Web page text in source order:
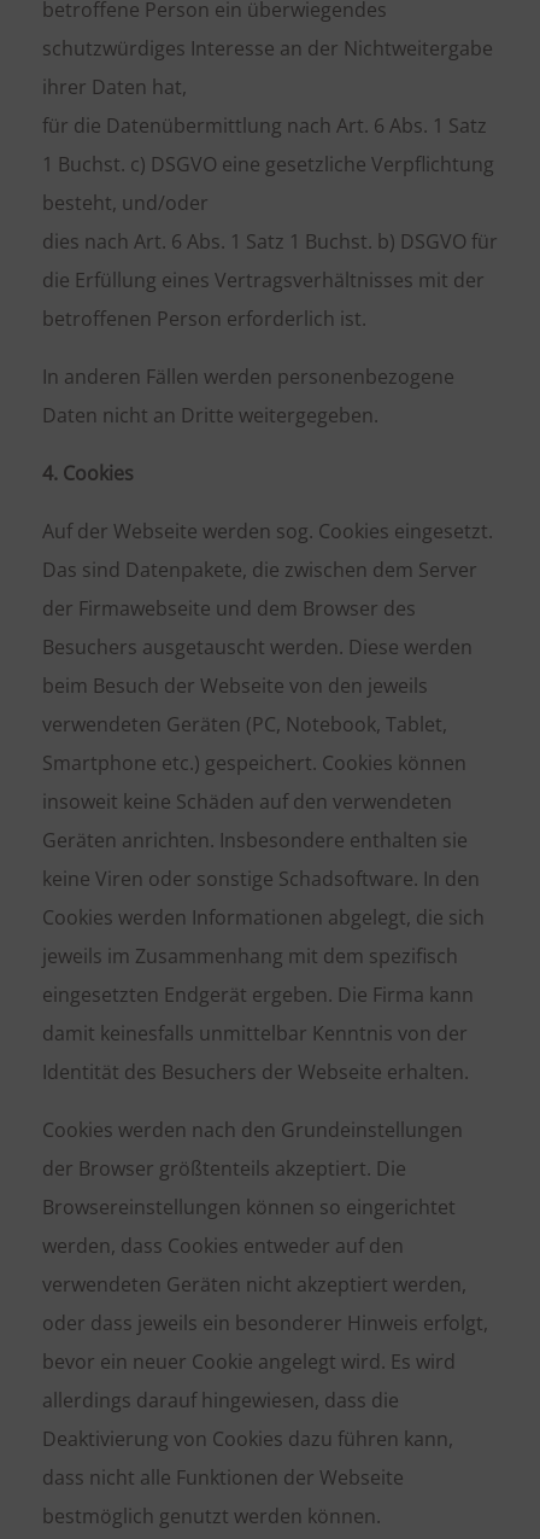
betroffene Person ein überwiegendes
schutzwürdiges Interesse an der Nichtweitergabe
ihrer Daten hat,
für die Datenübermittlung nach Art. 6 Abs. 1 Satz
1 Buchst. c) DSGVO eine gesetzliche Verpflichtung
besteht, und/oder
dies nach Art. 6 Abs. 1 Satz 1 Buchst. b) DSGVO für
die Erfüllung eines Vertragsverhältnisses mit der
betroffenen Person erforderlich ist.
In anderen Fällen werden personenbezogene
Daten nicht an Dritte weitergegeben.
4. Cookies
Auf der Webseite werden sog. Cookies eingesetzt.
Das sind Datenpakete, die zwischen dem Server
der Firmawebseite und dem Browser des
Besuchers ausgetauscht werden. Diese werden
beim Besuch der Webseite von den jeweils
verwendeten Geräten (PC, Notebook, Tablet,
Smartphone etc.) gespeichert. Cookies können
insoweit keine Schäden auf den verwendeten
Geräten anrichten. Insbesondere enthalten sie
keine Viren oder sonstige Schadsoftware. In den
Cookies werden Informationen abgelegt, die sich
jeweils im Zusammenhang mit dem spezifisch
eingesetzten Endgerät ergeben. Die Firma kann
damit keinesfalls unmittelbar Kenntnis von der
Identität des Besuchers der Webseite erhalten.
Cookies werden nach den Grundeinstellungen
der Browser größtenteils akzeptiert. Die
Browsereinstellungen können so eingerichtet
werden, dass Cookies entweder auf den
verwendeten Geräten nicht akzeptiert werden,
oder dass jeweils ein besonderer Hinweis erfolgt,
bevor ein neuer Cookie angelegt wird. Es wird
allerdings darauf hingewiesen, dass die
Deaktivierung von Cookies dazu führen kann,
dass nicht alle Funktionen der Webseite
bestmöglich genutzt werden können.